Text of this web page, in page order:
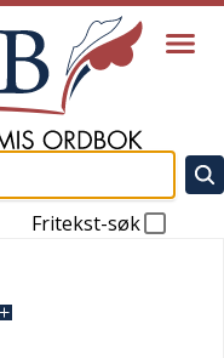
Fritekst-søk